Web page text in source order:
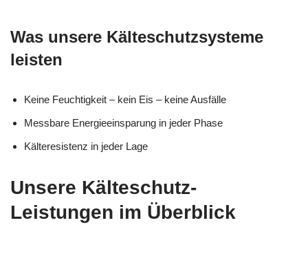
Was unsere Kälteschutzsysteme
leisten
Keine Feuchtigkeit – kein Eis – keine Ausfälle
Messbare Energieeinsparung in jeder Phase
Kälteresistenz in jeder Lage
Unsere Kälteschutz-
Leistungen im Überblick